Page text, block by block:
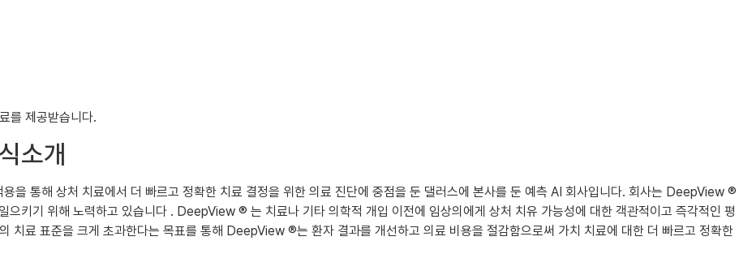
를 제공받습니다.
소개
을 통해 상처 치료에서 더 빠르고 정확한 치료 결정을 위한 의료 진단에 중점을 둔 댈러스에 본사를 둔 예측 AI 회사입니다. 회사는 DeepView ®
키기 위해 노력하고 있습니다 . DeepView ® 는 치료나 기타 의학적 개입 이전에 임상의에게 상처 치유 가능성에 대한 객관적이고 즉각적인 평
치료 표준을 크게 초과한다는 목표를 통해 DeepView ®는 환자 결과를 개선하고 의료 비용을 절감함으로써 가치 치료에 대한 더 빠르고 정확한